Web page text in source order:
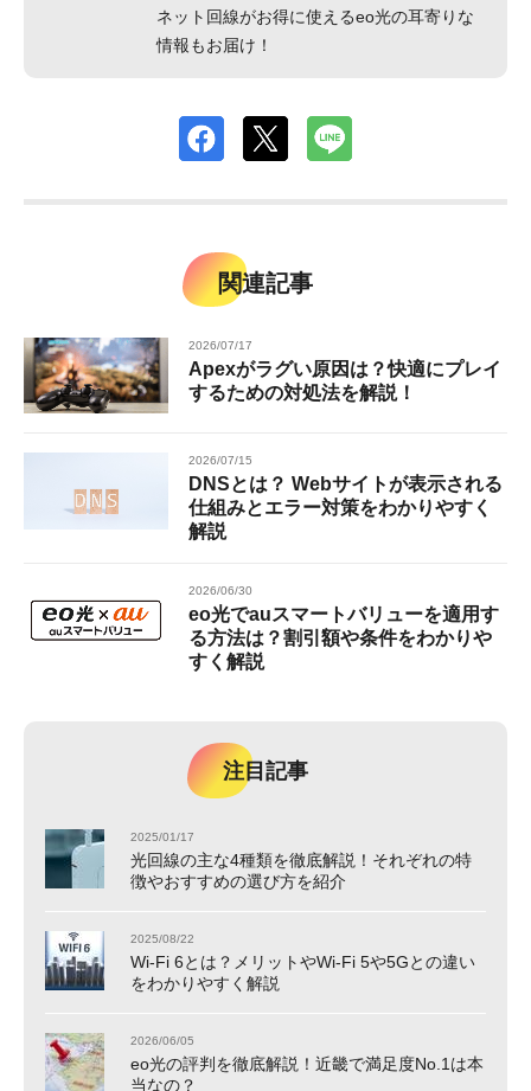
ネット回線がお得に使えるeo光の耳寄りな
情報もお届け！
関連記事
2026/07/17
Apexがラグい原因は？快適にプレイ
するための対処法を解説！
2026/07/15
DNSとは？ Webサイトが表示される
仕組みとエラー対策をわかりやすく
解説
2026/06/30
eo光でauスマートバリューを適用す
る方法は？割引額や条件をわかりや
すく解説
注目記事
2025/01/17
光回線の主な4種類を徹底解説！それぞれの特
徴やおすすめの選び方を紹介
2025/08/22
Wi-Fi 6とは？メリットやWi-Fi 5や5Gとの違い
をわかりやすく解説
2026/06/05
eo光の評判を徹底解説！近畿で満足度No.1は本
当なの？